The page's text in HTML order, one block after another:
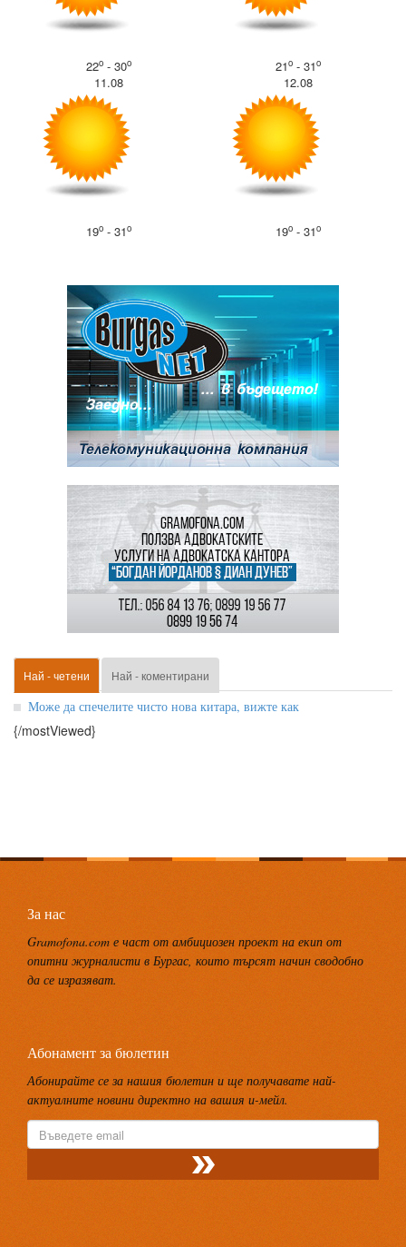
22o- 30o 21o- 31o
11.08
19o- 31o
12.08
19o- 31o
Най - четени Най - коментирани
Може да спечелите чисто нова китара, вижте как
{/mostViewed}
За нас
Gramofona.com е част от амбициозен проект на екип от
опитни журналисти в Бургас, които търсят начин сводобно
да се изразяват.
Абонамент за бюлетин
Абонирайте се за нашия бюлетин и ще получавате най-
актуалните новини директно на вашия и-мейл.